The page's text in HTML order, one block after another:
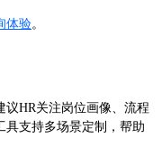
体验。
HR关注岗位画像、流程
支持多场景定制，帮助